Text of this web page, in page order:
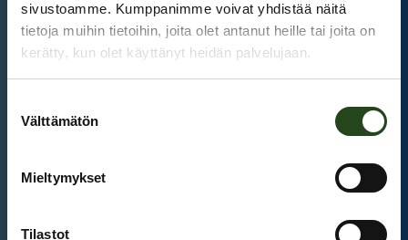
sivustoamme. Kumppanimme voivat yhdistää näitä
tietoja muihin tietoihin, joita olet antanut heille tai joita on
kerätty, kun olet käyttänyt heidän palvelujaan.
valinta
Välttämätön
Mieltymykset
Tilastot
Kauppakeskus Grani
Et ole kirjautunut sisään.